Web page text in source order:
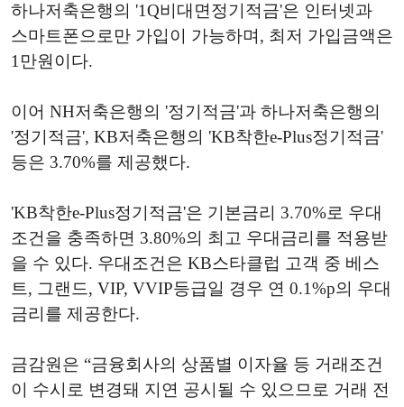
하나저축은행의 '1Q비대면정기적금'은 인터넷과
스마트폰으로만 가입이 가능하며, 최저 가입금액은
1만원이다.
이어 NH저축은행의 '정기적금'과 하나저축은행의
'정기적금', KB저축은행의 'KB착한e-Plus정기적금'
등은 3.70%를 제공했다.
'KB착한e-Plus정기적금'은 기본금리 3.70%로 우대
조건을 충족하면 3.80%의 최고 우대금리를 적용받
을 수 있다. 우대조건은 KB스타클럽 고객 중 베스
트, 그랜드, VIP, VVIP등급일 경우 연 0.1%p의 우대
금리를 제공한다.
금감원은 “금융회사의 상품별 이자율 등 거래조건
이 수시로 변경돼 지연 공시될 수 있으므로 거래 전